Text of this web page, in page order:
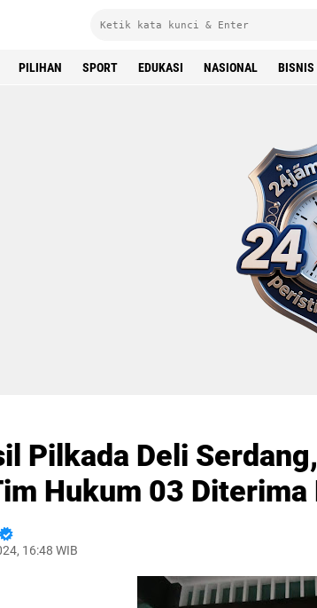
PILIHAN SPORT EDUKASI NASIONAL BISNIS
Pilkada Deli
Hukum 03 Diterima
16:48 WIB